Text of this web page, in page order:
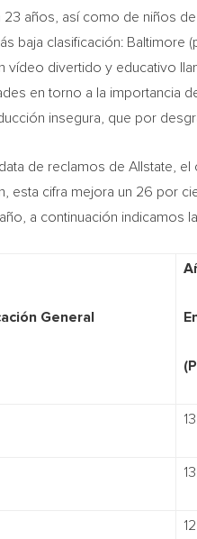
23 años, así como de niños de
baja clasificación: Baltimore
vídeo divertido y educativo
en torno a la importancia
insegura, que por
de reclamos de Allstate,
esta cifra mejora un 26 por
a continuación indicamos
General